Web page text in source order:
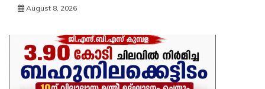
August 8, 2026